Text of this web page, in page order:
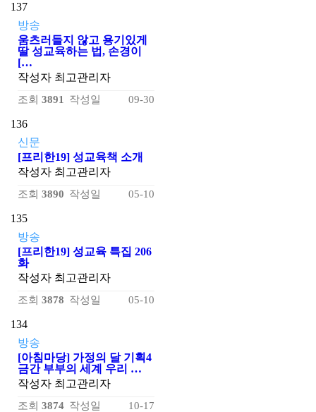
137
방송
움츠러들지 않고 용기있게
딸 성교육하는 법, 손경이
[…
작성자 최고관리자
조회 3891 작성일 09-30
136
신문
[프리한19] 성교육책 소개
작성자 최고관리자
조회 3890 작성일 05-10
135
방송
[프리한19] 성교육 특집 206
화
작성자 최고관리자
조회 3878 작성일 05-10
134
방송
[아침마당] 가정의 달 기획4
금간 부부의 세계 우리 …
작성자 최고관리자
조회 3874 작성일 10-17